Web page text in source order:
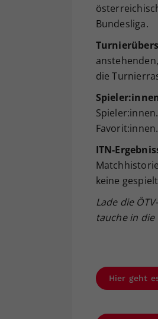
Bundesliga.
die
Favorit:innen.
ITN-
keine
Lade die
tauche in
Hier geht